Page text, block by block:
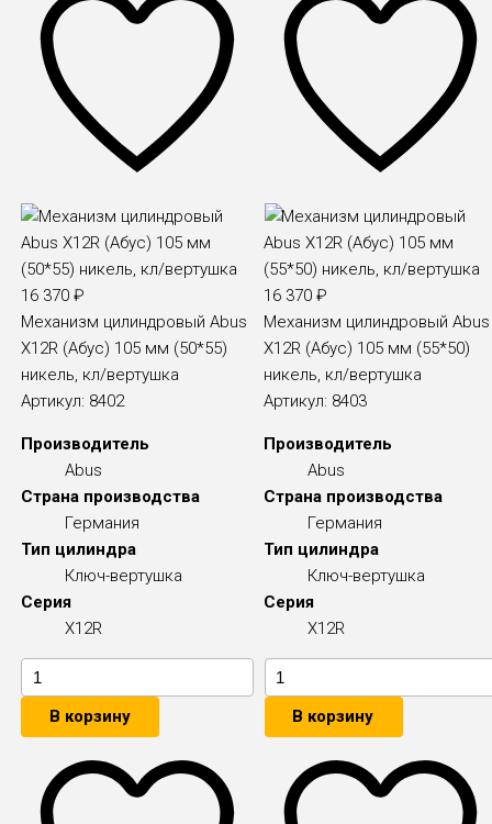
16 370₽
Механизм цилиндровый Abus
X12R (Абус) 105 мм (50*55)
никель, кл/вертушка
Артикул: 8402
Производитель
Abus
Страна производства
Германия
Тип цилиндра
Ключ-вертушка
Серия
X12R
В корзину
16 370₽
Механизм цилиндровый Abus
X12R (Абус) 105 мм (55*50)
никель, кл/вертушка
Артикул: 8403
Производитель
Abus
Страна производства
Германия
Тип цилиндра
Ключ-вертушка
Серия
X12R
В корзину